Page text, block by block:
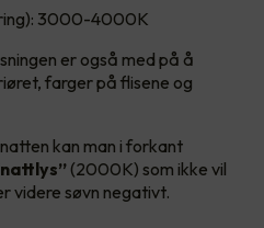
3000-4000K
er også med på å
farger på flisene og
kan man i forkant
(2000K) som ikke vil
videre søvn negativt.